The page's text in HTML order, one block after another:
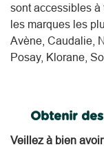
sont accessibles à
les marques les
Avène, Caudalie,
Posay, Klorane,
Obtenir
Veillez à bien